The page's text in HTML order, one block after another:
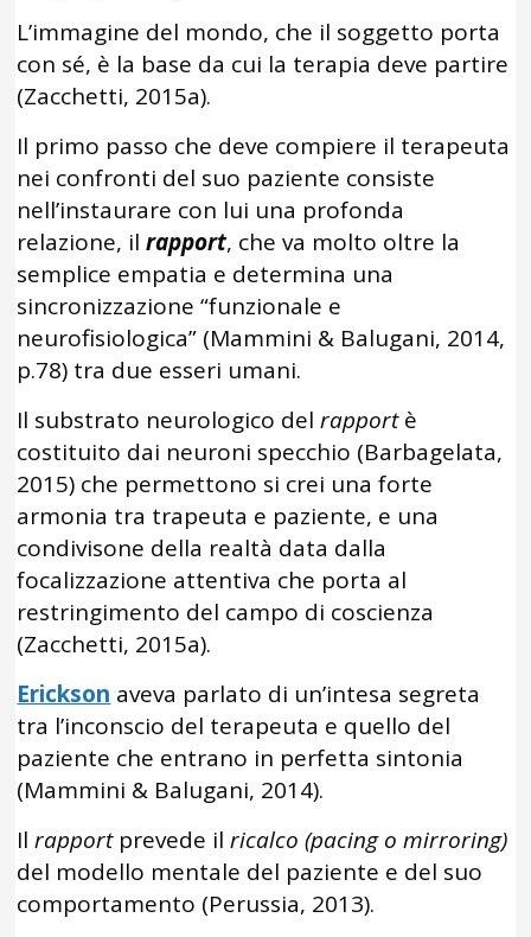
L’immagine del mondo, che il soggetto porta
con sé, è la base da cui la terapia deve partire
(Zacchetti, 2015a).
Il primo passo che deve compiere il terapeuta
nei confronti del suo paziente consiste
nell’instaurare con lui una profonda
relazione, ilrapport, che va molto oltre la
semplice empatia e determina una
sincronizzazione “funzionale e
neurofisiologica” (Mammini & Balugani, 2014,
p.78) tra due esseri umani.
Il substrato neurologico delrapportè
costituito dai neuroni specchio (Barbagelata,
2015) che permettono si crei una forte
armonia tra trapeuta e paziente, e una
condivisone della realtà data dalla
focalizzazione attentiva che porta al
restringimento del campo di coscienza
(Zacchetti, 2015a).
Erickson aveva parlato di un’intesa segreta
tra l’inconscio del terapeuta e quello del
paziente che entrano in perfetta sintonia
(Mammini & Balugani, 2014).
Ilrapportprevede ilricalco (pacing o mirroring)
del modello mentale del paziente e del suo
comportamento (Perussia, 2013).